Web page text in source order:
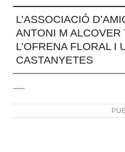
L’ASSOCIACIÓ
ANTONI M ALCOVER
L’OFRENA FLORAL I
CASTANYETES